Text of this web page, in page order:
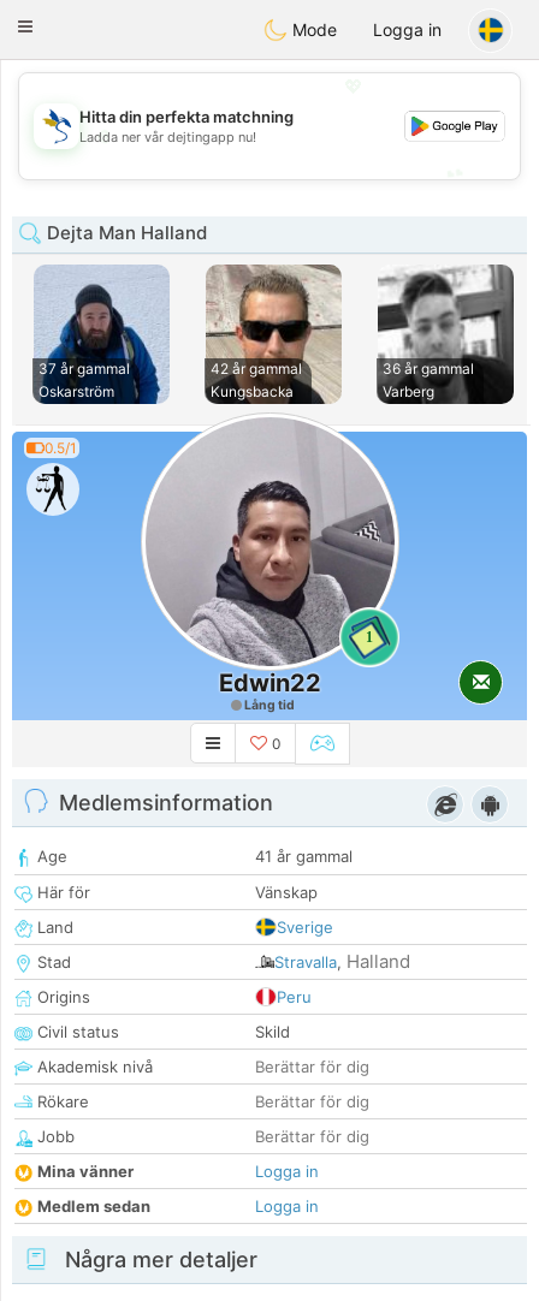
SvenskaDating
Toggle
Mode Logga in
💖
💕
Hitta din perfekta matchning
Ladda ner vår dejtingapp nu!
Dejta Man Halland
37 år gammal
Oskarström
42 år gammal
Kungsbacka
36 år gammal
Varberg
0.5/1
1
Edwin22
Lång tid
0
Medlemsinformation
Age
41 år gammal
Här för
Vänskap
Land
Sverige
Stad
Stravalla, Halland
Origins
Peru
Civil status
Skild
Akademisk nivå
Berättar för dig
Rökare
Berättar för dig
Jobb
Berättar för dig
Mina vänner
Logga in
Medlem sedan
Logga in
Några mer detaljer